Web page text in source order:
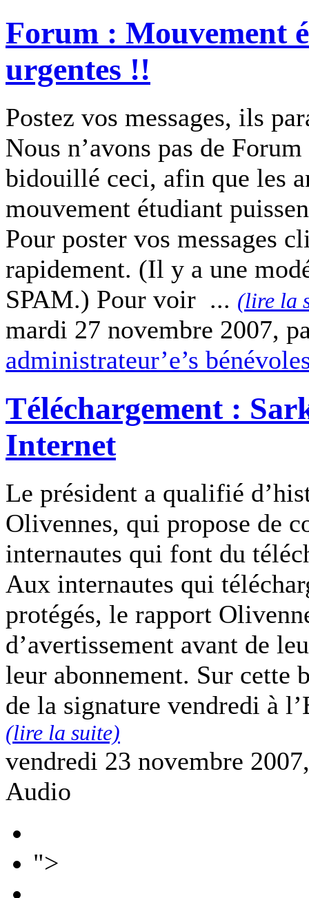
Forum : Mouvement
urgentes !!
Postez vos messages, ils
Nous n’avons pas de
bidouillé ceci, afin que les
mouvement étudiant
Pour poster vos messages
rapidement. (Il y a une
SPAM.) Pour voir ... (lire la
mardi 27 novembre 2007,
administrateur’e’s
Téléchargement :
Internet
Le président a qualifié
Olivennes, qui propose de
internautes qui font du
Aux internautes qui
protégés, le rapport
d’avertissement avant de
leur abonnement. Sur cette
de la signature vendredi à
(lire la suite)
vendredi 23 novembre
Audio
">